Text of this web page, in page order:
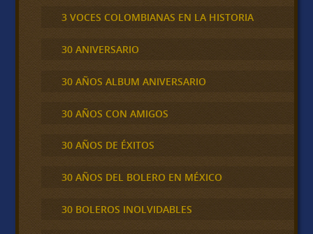
3 VOCES COLOMBIANAS EN LA HISTORIA
30 ANIVERSARIO
30 AÑOS ALBUM ANIVERSARIO
30 AÑOS CON AMIGOS
30 AÑOS DE ÉXITOS
30 AÑOS DEL BOLERO EN MÉXICO
30 BOLEROS INOLVIDABLES